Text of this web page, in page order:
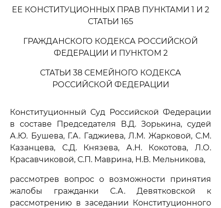
ЕЕ КОНСТИТУЦИОННЫХ ПРАВ ПУНКТАМИ 1 И 2
СТАТЬИ 165
ГРАЖДАНСКОГО КОДЕКСА РОССИЙСКОЙ
ФЕДЕРАЦИИ И ПУНКТОМ 2
СТАТЬИ 38 СЕМЕЙНОГО КОДЕКСА
РОССИЙСКОЙ ФЕДЕРАЦИИ
Конституционный Суд Российской Федерации
в составе Председателя В.Д. Зорькина, судей
А.Ю. Бушева, Г.А. Гаджиева, Л.М. Жарковой, С.М.
Казанцева, С.Д. Князева, А.Н. Кокотова, Л.О.
Красавчиковой, С.П. Маврина, Н.В. Мельникова,
рассмотрев вопрос о возможности принятия
жалобы гражданки С.А. Девятковской к
рассмотрению в заседании Конституционного